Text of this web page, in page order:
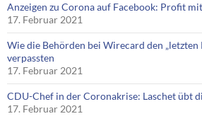
Anzeigen zu Corona auf Facebook: Profit
17. Februar 2021
Wie die Behörden bei Wirecard den „letzten
verpassten
17. Februar 2021
CDU-Chef in der Coronakrise: Laschet übt
17. Februar 2021